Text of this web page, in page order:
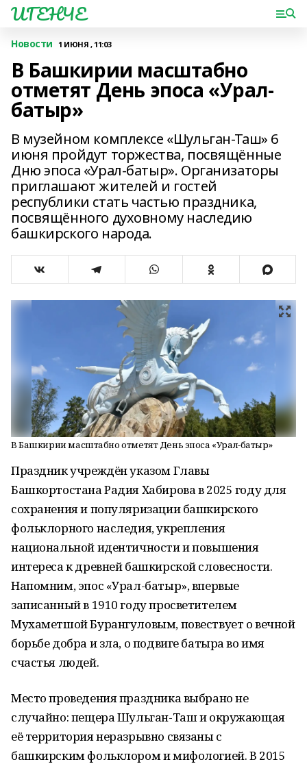
ИГЕНЧЕ
Новости 1 ИЮНЯ , 11:03
В Башкирии масштабно
отметят День эпоса «Урал-
батыр»
В музейном комплексе «Шульган-Таш» 6
июня пройдут торжества, посвящённые
Дню эпоса «Урал-батыр». Организаторы
приглашают жителей и гостей
республики стать частью праздника,
посвящённого духовному наследию
башкирского народа.
В Башкирии масштабно отметят День эпоса «Урал-батыр»
Праздник учреждён указом Главы
Башкортостана Радия Хабирова в 2025 году для
сохранения и популяризации башкирского
фольклорного наследия, укрепления
национальной идентичности и повышения
интереса к древней башкирской словесности.
Напомним, эпос «Урал-батыр», впервые
записанный в 1910 году просветителем
Мухаметшой Бурангуловым, повествует о вечной
борьбе добра и зла, о подвиге батыра во имя
счастья людей.
Место проведения праздника выбрано не
случайно: пещера Шульган-Таш и окружающая
её территория неразрывно связаны с
башкирским фольклором и мифологией. В 2015